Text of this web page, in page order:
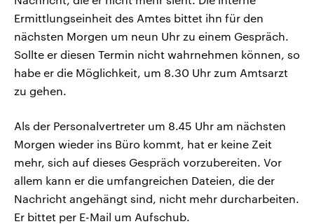
Ermittlungseinheit des Amtes bittet ihn für den
nächsten Morgen um neun Uhr zu einem Gespräch.
Sollte er diesen Termin nicht wahrnehmen können, so
habe er die Möglichkeit, um 8.30 Uhr zum Amtsarzt
zu gehen.
Als der Personalvertreter um 8.45 Uhr am nächsten
Morgen wieder ins Büro kommt, hat er keine Zeit
mehr, sich auf dieses Gespräch vorzubereiten. Vor
allem kann er die umfangreichen Dateien, die der
Nachricht angehängt sind, nicht mehr durcharbeiten.
Er bittet per E-Mail um Aufschub.